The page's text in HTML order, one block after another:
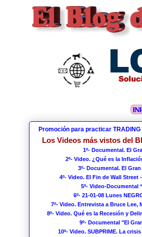
Promoción para practicar
Los Videos más vistos del
1º- Documental. El
2º- Video. ¿Qué es la
3º- Documental. El
4º- Video. El Fin de Wall Street
5º- Video-Documental
6º- 21-01-08 Lunes
7º- Video. Entrevista a Bruce Lee,
8º- Video. Qué es la Recesión y
9º- Documental "El
10º- Video. SUBPRIME. La